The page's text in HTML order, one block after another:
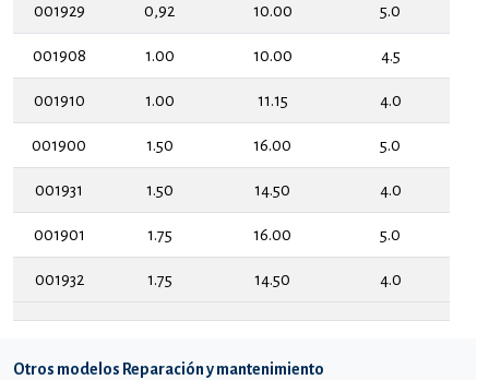
001929 0,92 10.00 5.0
001908 1.00 10.00 4.5
001910 1.00 11.15 4.0
001900 1.50 16.00 5.0
001931 1.50 14.50 4.0
001901 1.75 16.00 5.0
001932 1.75 14.50 4.0
Otros modelos Reparación y mantenimiento